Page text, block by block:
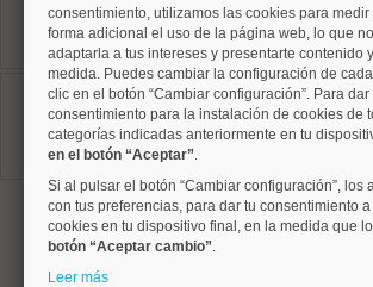
135 m²
2 dormitorios
2 baños
Arganzuela, Palos de Moguer
Ref: 10008859
157 m²
6 dormitorios
6 baños
1
consentimiento, utilizamos las cookies para medir
forma adicional el uso de la página web, lo que
adaptarla a tus intereses y presentarte contenido
medida. Puedes cambiar la configuración de
clic en el botón “Cambiar configuración”. Para dar
consentimiento para la instalación de cookies de
categorías indicadas anteriormente en tu
en el botón “Aceptar”.
Si al pulsar el botón “Cambiar configuración”, los
con tus preferencias, para dar tu consentimiento
cookies en tu dispositivo final, en la medida que
botón “Aceptar cambio”.
Leer más